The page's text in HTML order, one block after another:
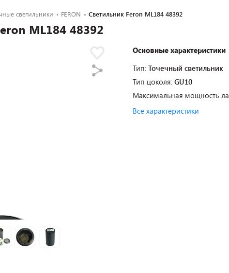
светильники FERON Светильник Feron ML184 48392
ML184 48392
Основные характеристики
Тип: Точечный светильник
Тип цоколя: GU10
Максимальная мощность
Все характеристики